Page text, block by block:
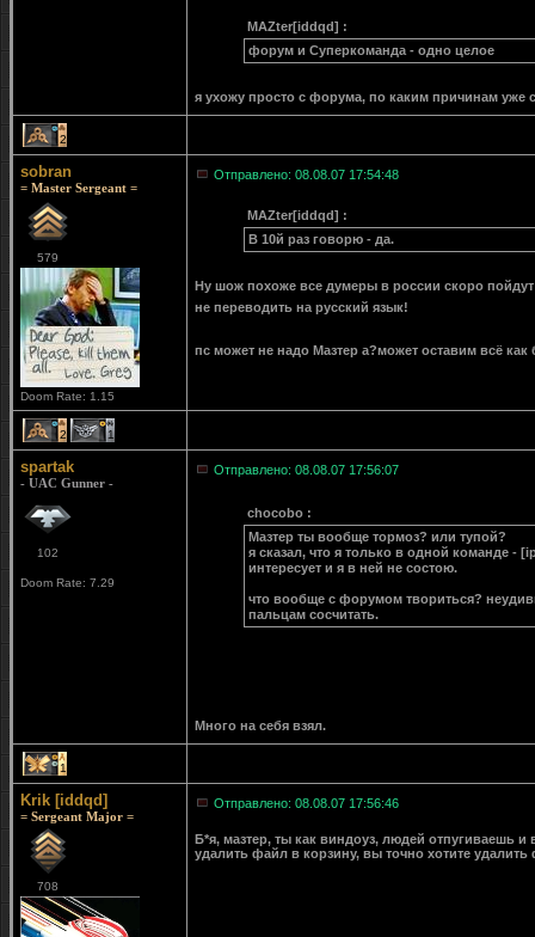
MAZter[iddqd] :
форум и Суперкоманда - одно целое
я ухожу просто с форума, по каким причинам уже
2
sobran
= Master Sergeant =
579
Doom Rate: 1.15
Отправлено: 08.08.07 17:54:48
MAZter[iddqd] :
В 10й раз говорю - да.
Ну шож похоже все думеры в россии скоро
не переводить на русский язык!
пс может не надо Мазтер а?может оставим всё
2 1
spartak
- UAC Gunner -
102
Doom Rate: 7.29
Отправлено: 08.08.07 17:56:07
chocobo :
Мазтер ты вообще тормоз? или тупой?
я сказал, что я только в одной команде -
интересует и я в ней не состою.
что вообще с форумом твориться?
пальцам сосчитать.
Много на себя взял.
1
Krik [iddqd]
= Sergeant Major =
708
Отправлено: 08.08.07 17:56:46
Б*я, мазтер, ты как виндоуз, людей отпугиваешь
удалить файл в корзину, вы точно хотите